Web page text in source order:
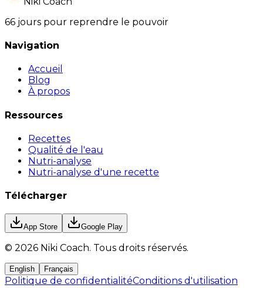
66 jours pour reprendre le pouvoir
Navigation
Accueil
Blog
À propos
Ressources
Recettes
Qualité de l'eau
Nutri-analyse
Nutri-analyse d'une recette
Télécharger
App Store Google Play
© 2026 Niki Coach. Tous droits réservés.
English Français
Politique de confidentialitéConditions d'utilisation